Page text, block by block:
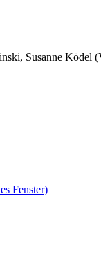
Susanne Ködel
Fenster)